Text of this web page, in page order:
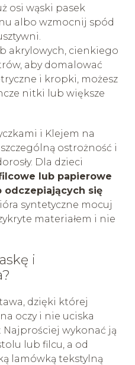
osi wąski pasek
albo wzmocnij spód
akrylowych, cienkiego
aby domalować
i kropki, możesz
nitki lub większe
i Klejem na
ostrożność i
Dla dzieci
lub papierowe
odczepiających się
syntetyczne mocuj
materiałem i nie
i
dzięki której
oczy i nie uciska
Najprościej wykonać ją
lub filcu, a od
lamówką tekstylną